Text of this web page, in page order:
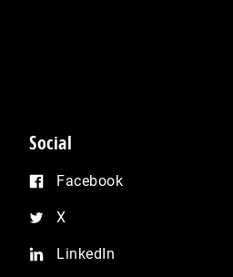
Social
Facebook
X
LinkedIn